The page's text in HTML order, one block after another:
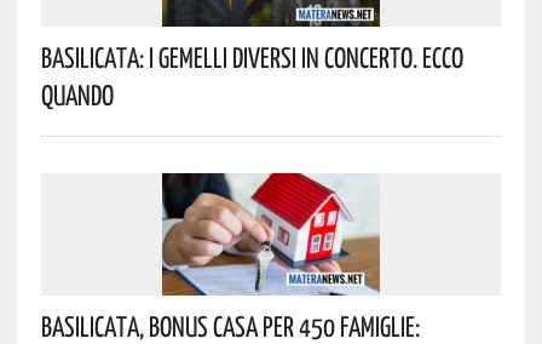
Basilicata: I Gemelli DiVersi In Concerto. Ecco
Quando
Basilicata, Bonus Casa Per 450 Famiglie: